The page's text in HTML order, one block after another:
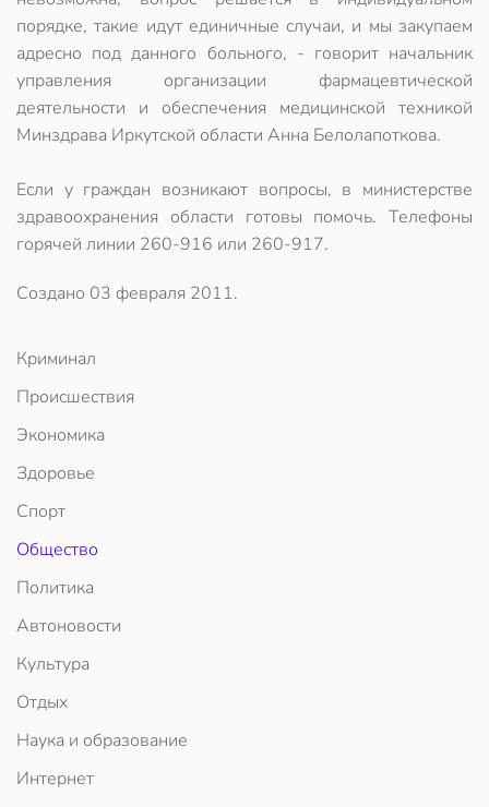
порядке, такие идут единичные случаи, и мы закупаем
адресно под данного больного, - говорит начальник
управления организации фармацевтической
деятельности и обеспечения медицинской техникой
Минздрава Иркутской области Анна Белолапоткова.
Если у граждан возникают вопросы, в министерстве
здравоохранения области готовы помочь. Телефоны
горячей линии 260-916 или 260-917.
Создано 03 февраля 2011.
Криминал
Происшествия
Экономика
Здоровье
Спорт
Общество
Политика
Автоновости
Культура
Отдых
Наука и образование
Интернет